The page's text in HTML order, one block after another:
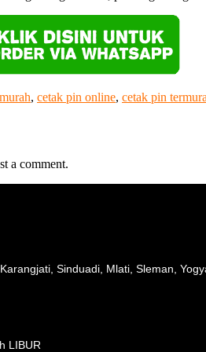
, cetak pin online, cetak pin
a comment.
Sinduadi, Mlati, Sleman,
LIBUR